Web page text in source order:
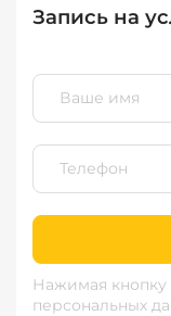
Запись на
Нажимая кнопку
персональных